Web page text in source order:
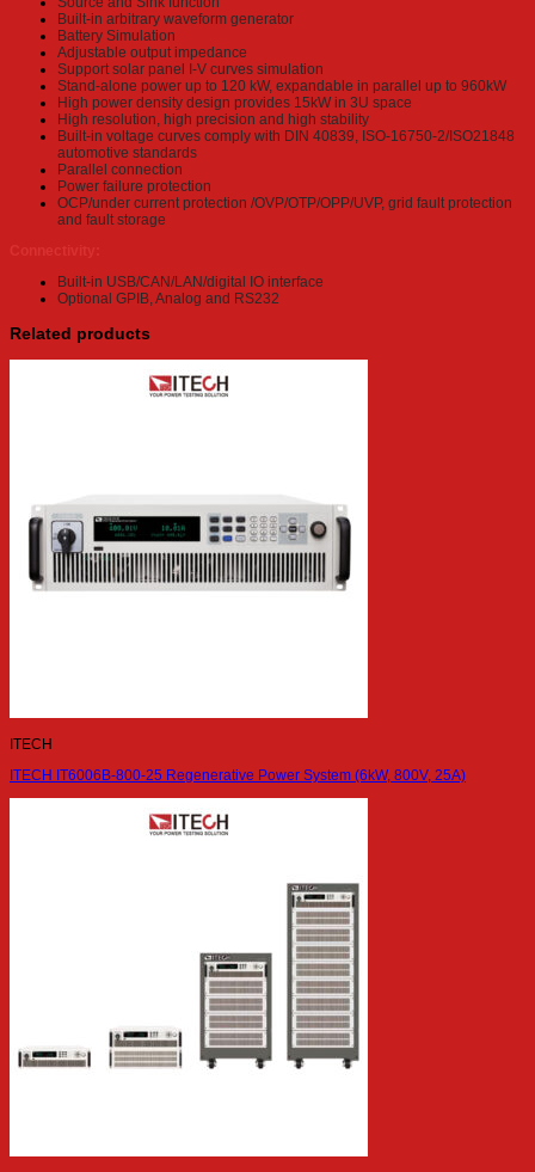
Built-in arbitrary waveform generator
Battery Simulation
Adjustable output impedance
Support solar panel I-V curves simulation
Stand-alone power up to 120 kW, expandable in parallel up to 960kW
High power density design provides 15kW in 3U space
High resolution, high precision and high stability
Built-in voltage curves comply with DIN 40839, ISO-16750-2/ISO21848
automotive standards
Parallel connection
Power failure protection
OCP/under current protection /OVP/OTP/OPP/UVP, grid fault protection
and fault storage
Built-in USB/CAN/LAN/digital IO interface
Optional GPIB, Analog and RS232
Related products
ITECH
ITECH IT6006B-800-25 Regenerative Power System (6kW, 800V, 25A)